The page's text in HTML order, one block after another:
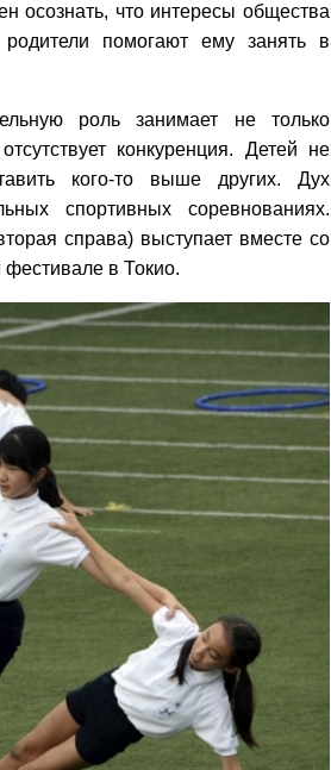
осознать, что интересы общества
помогают ему занять в
роль занимает не только
конкуренция. Детей не
кого-то выше других. Дух
спортивных соревнованиях.
справа) выступает вместе со
в Токио.